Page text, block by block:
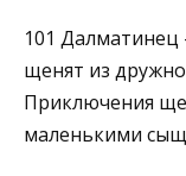
101 Далматинец
щенят из
Приключения
маленькими